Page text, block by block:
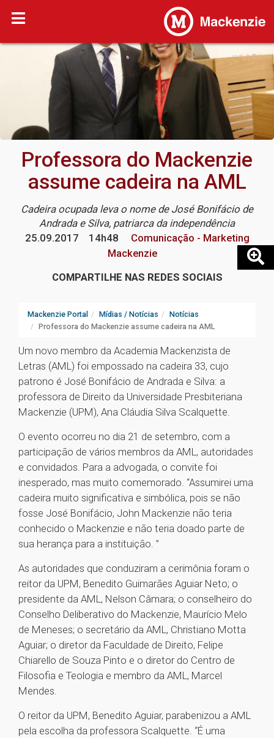
Professora do Mackenzie
assume cadeira na AML
Cadeira ocupada leva o nome de José Bonifácio de
Andrada e Silva, patriarca da independência
25.09.2017
14h48
Comunicação - Marketing
Mackenzie
COMPARTILHE NAS REDES SOCIAIS
Mackenzie Portal Mídias / Notícias
Notícias
Professora do Mackenzie assume cadeira na AML
Um novo membro da Academia Mackenzista de
Letras (AML) foi empossado na cadeira 33, cujo
patrono é José Bonifácio de Andrada e Silva: a
professora de Direito da Universidade Presbiteriana
Mackenzie (UPM), Ana Cláudia Silva Scalquette.
O evento ocorreu no dia 21 de setembro, com a
participação de vários membros da AML, autoridades
e convidados. Para a advogada, o convite foi
inesperado, mas muito comemorado. “Assumirei uma
cadeira muito significativa e simbólica, pois se não
fosse José Bonifácio, John Mackenzie não teria
conhecido o Mackenzie e não teria doado parte de
sua herança para a instituição. ”
As autoridades que conduziram a cerimônia foram o
reitor da UPM, Benedito Guimarães Aguiar Neto; o
presidente da AML, Nelson Câmara; o conselheiro do
Conselho Deliberativo do Mackenzie, Maurício Melo
de Meneses; o secretário da AML, Christiano Motta
Aguiar; o diretor da Faculdade de Direito, Felipe
Chiarello de Souza Pinto e o diretor do Centro de
Filosofia e Teologia e membro da AML, Marcel
Mendes.
O reitor da UPM, Benedito Aguiar, parabenizou a AML
pela escolha da professora Scalquette. “É uma